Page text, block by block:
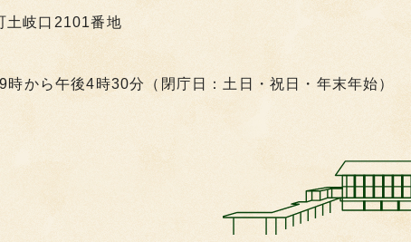
岐口2101番地
から午後4時30分（閉庁日：土日・祝日・年末年始）